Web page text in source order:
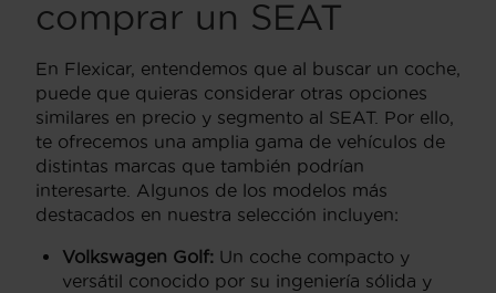
comprar un SEAT
En Flexicar, entendemos que al buscar un coche,
puede que quieras considerar otras opciones
similares en precio y segmento al SEAT. Por ello,
te ofrecemos una amplia gama de vehículos de
distintas marcas que también podrían
interesarte. Algunos de los modelos más
destacados en nuestra selección incluyen:
Volkswagen Golf: Un coche compacto y
versátil conocido por su ingeniería sólida y